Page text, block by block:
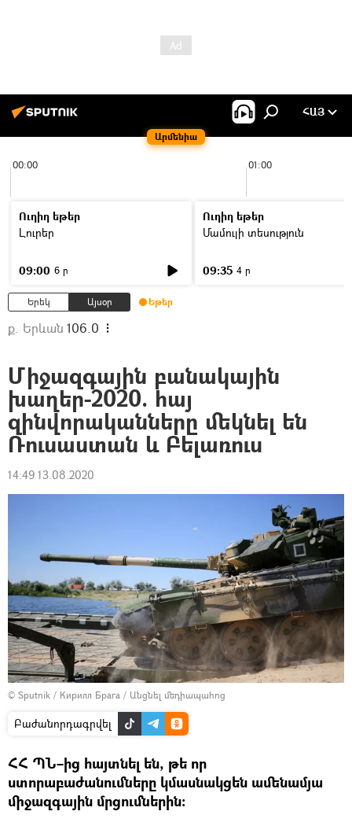
Արմենիա
ՀԱՅ
00:00 01:00
Ուղիղ եթեր
Լուրեր
09:00 6 ր
Ուղիղ եթեր
Մամուլի տեսություն
09:35 4 ր
Երեկ Այսօր Եթեր
ք. Երևան 106.0
Միջազգային բանակային
խաղեր-2020. հայ
զինվորականները մեկնել են
Ռուսաստան և Բելառուս
14:49 13.08.2020
© Sputnik / Кирилл Брага / Անցնել մեդիապահոց
Բաժանորդագրվել
ՀՀ ՊՆ–ից հայտնել են, թե որ
ստորաբաժանումները կմասնակցեն ամենամյա
միջազգային մրցումներին։